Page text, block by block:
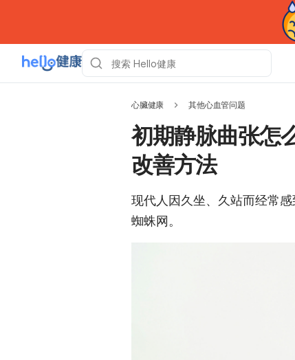
心臟健康 其他心血管问题
初期静脉曲张怎
改善方法
现代人因久坐、久站而经常
蜘蛛网。